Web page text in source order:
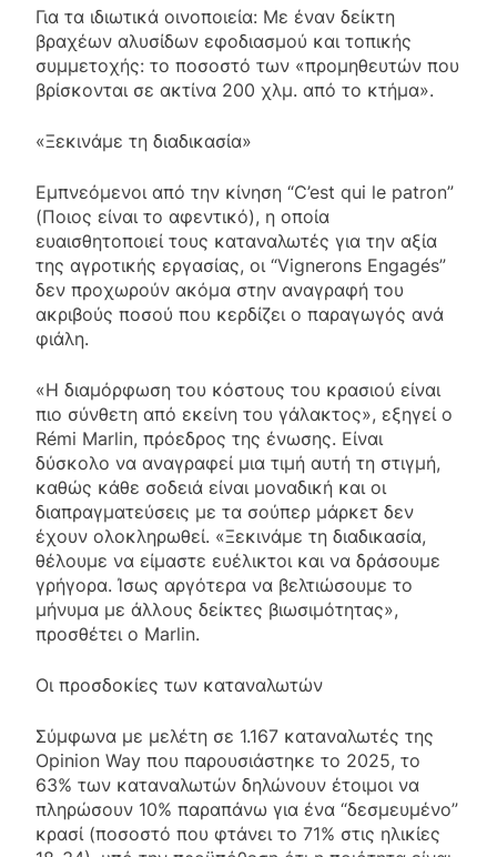
Για τα ιδιωτικά οινοποιεία: Με έναν δείκτη
βραχέων αλυσίδων εφοδιασμού και τοπικής
συμμετοχής: το ποσοστό των «προμηθευτών που
βρίσκονται σε ακτίνα 200 χλμ. από το κτήμα».
«Ξεκινάμε τη διαδικασία»
Εμπνεόμενοι από την κίνηση “C’est qui le patron”
(Ποιος είναι το αφεντικό), η οποία
ευαισθητοποιεί τους καταναλωτές για την αξία
της αγροτικής εργασίας, οι “Vignerons Engagés”
δεν προχωρούν ακόμα στην αναγραφή του
ακριβούς ποσού που κερδίζει ο παραγωγός ανά
φιάλη.
«Η διαμόρφωση του κόστους του κρασιού είναι
πιο σύνθετη από εκείνη του γάλακτος», εξηγεί ο
Rémi Marlin, πρόεδρος της ένωσης. Είναι
δύσκολο να αναγραφεί μια τιμή αυτή τη στιγμή,
καθώς κάθε σοδειά είναι μοναδική και οι
διαπραγματεύσεις με τα σούπερ μάρκετ δεν
έχουν ολοκληρωθεί. «Ξεκινάμε τη διαδικασία,
θέλουμε να είμαστε ευέλικτοι και να δράσουμε
γρήγορα. Ίσως αργότερα να βελτιώσουμε το
μήνυμα με άλλους δείκτες βιωσιμότητας»,
προσθέτει ο Marlin.
Οι προσδοκίες των καταναλωτών
Σύμφωνα με μελέτη σε 1.167 καταναλωτές της
Opinion Way που παρουσιάστηκε το 2025, το
63% των καταναλωτών δηλώνουν έτοιμοι να
πληρώσουν 10% παραπάνω για ένα “δεσμευμένο”
κρασί (ποσοστό που φτάνει το 71% στις ηλικίες